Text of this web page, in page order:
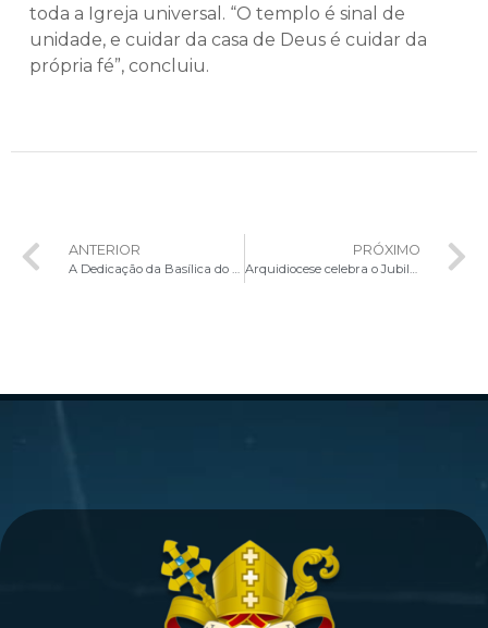
toda a Igreja universal. “O templo é sinal de
unidade, e cuidar da casa de Deus é cuidar da
própria fé”, concluiu.
ANTERIOR
A Dedicação da Basílica do Latrão
PRÓXIMO
Arquidiocese celebra o Jubileu das Comunicações na Catedral Metropolitana Nossa Senhora Aparecida